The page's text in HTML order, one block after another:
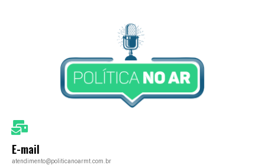
E-mail
atendimento@politicanoarmt.com.br